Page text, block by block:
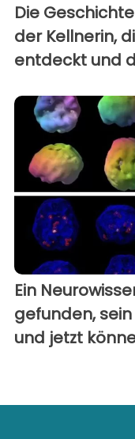
Die
der Kellnerin,
entdeckt und
Ein
gefunden,
und jetzt